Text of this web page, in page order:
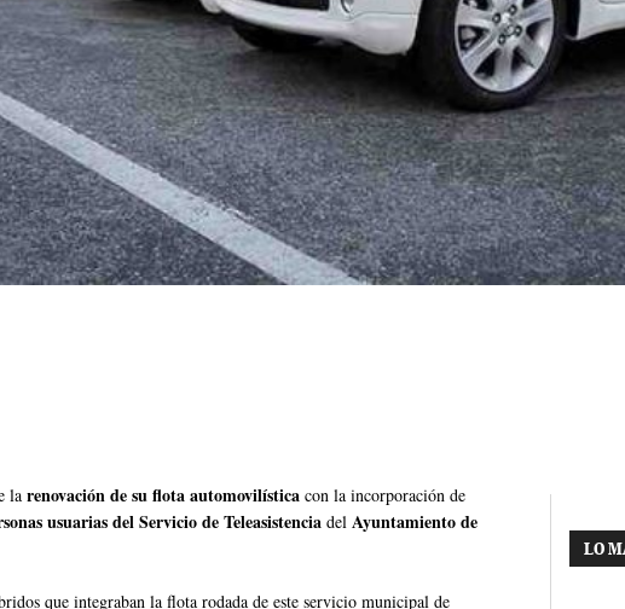
la renovación de su flota automovilística con la incorporación de
usuarias del Servicio de Teleasistencia del Ayuntamiento de
que integraban la flota rodada de este servicio municipal de
LO